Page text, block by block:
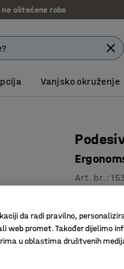
oštećene robe
Vanjsko okruženje
Art. br. :
Zaštitni
da radi pravilno,
web promet. Također dijelimo
u oblastima društvenih